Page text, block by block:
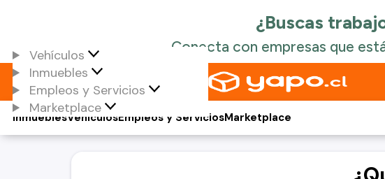
Vehículos
Inmuebles
Empleos y Servicios
Marketplace
Vehículos
Inmuebles Empleos y ServiciosMarketplace